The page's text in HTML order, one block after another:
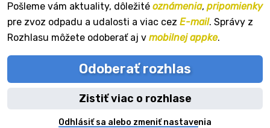
Pošleme vám aktuality, dôležité oznámenia, pripomienky
pre zvoz odpadu a udalosti a viac cez E-mail. Správy z
Rozhlasu môžete odoberať aj v mobilnej appke.
Odoberať rozhlas
Zistiť viac o rozhlase
Odhlásiť sa alebo zmeniť nastavenia